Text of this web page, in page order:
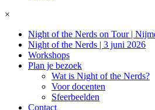
×
Night of the Nerds on Tour |
Night of the Nerds | 3 juni 2026
Workshops
Plan je bezoek
Wat is Night of the Nerds?
Voor docenten
Sfeerbeelden
Contact